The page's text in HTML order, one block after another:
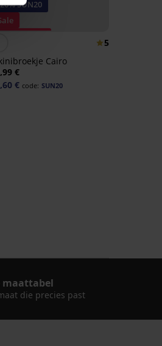
SUN20
5
Cairo
€
€ code: SUN20
maattabel
die precies past